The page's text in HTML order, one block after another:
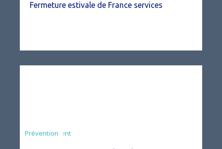
Fermeture estivale de France services
Agriculture
Arrêté
Environnement
Prévention